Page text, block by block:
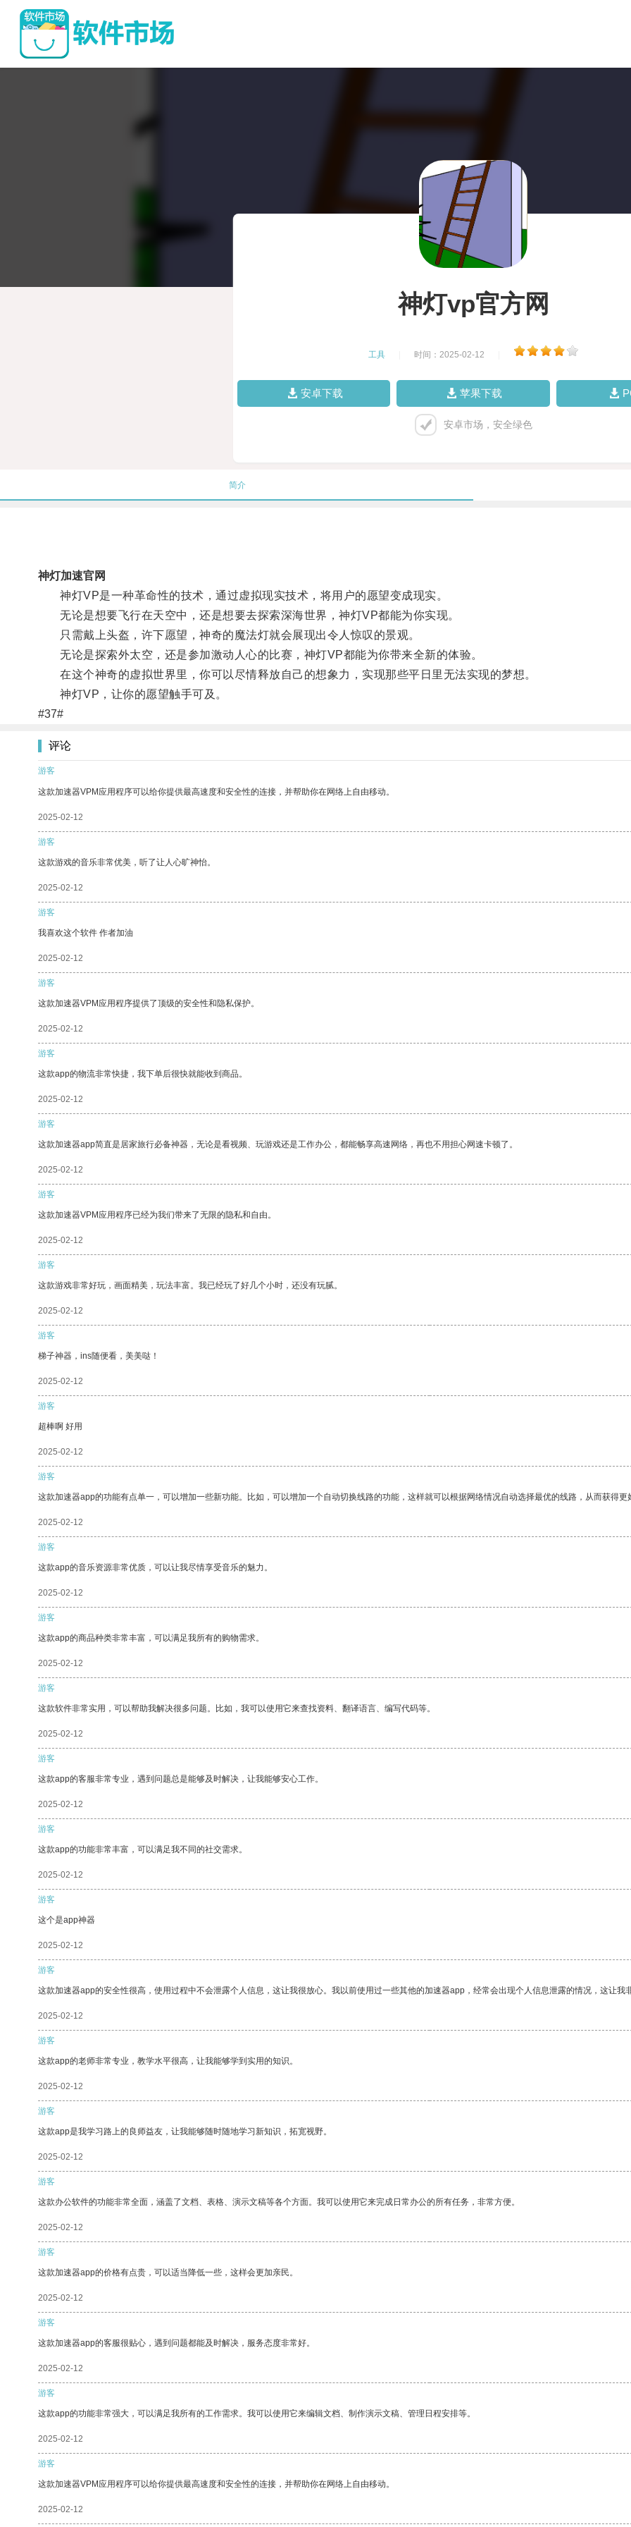
神灯vp官方网
工具 时间：2025-02-12
安卓下载 苹果下载
安卓市场，安全绿色
简介
神灯加速官网
神灯VP是一种革命性的技术，通过虚拟现实技术，将用户的愿望变成现实。
无论是想要飞行在天空中，还是想要去探索深海世界，神灯VP都能为你实现。
只需戴上头盔，许下愿望，神奇的魔法灯就会展现出令人惊叹的景观。
无论是探索外太空，还是参加激动人心的比赛，神灯VP都能为你带来全新的体验。
在这个神奇的虚拟世界里，你可以尽情释放自己的想象力，实现那些平日里无法实现的梦想。
神灯VP，让你的愿望触手可及。
#37#
评论
游客
这款加速器VPM应用程序可以给你提供最高速度和安全性的连接，并帮助你在网络上自由移动。
2025-02-12
游客
这款游戏的音乐非常优美，听了让人心旷神怡。
2025-02-12
游客
我喜欢这个软件 作者加油
2025-02-12
游客
这款加速器VPM应用程序提供了顶级的安全性和隐私保护。
2025-02-12
游客
这款app的物流非常快捷，我下单后很快就能收到商品。
2025-02-12
游客
这款加速器app简直是居家旅行必备神器，无论是看视频、玩游戏还是工作办公，都能畅享高速网络，再也不用担心网速卡顿了。
2025-02-12
游客
这款加速器VPM应用程序已经为我们带来了无限的隐私和自由。
2025-02-12
游客
这款游戏非常好玩，画面精美，玩法丰富。我已经玩了好几个小时，还没有玩腻。
2025-02-12
游客
梯子神器，ins随便看，美美哒！
2025-02-12
游客
超棒啊 好用
2025-02-12
游客
这款加速器app的功能有点单一，可以增加一些新功能。比如，可以增加一个自动切换线路的功能，这样就可以根据网络情况自动选择最优的线路，从而获得更
2025-02-12
游客
这款app的音乐资源非常优质，可以让我尽情享受音乐的魅力。
2025-02-12
游客
这款app的商品种类非常丰富，可以满足我所有的购物需求。
2025-02-12
游客
这款软件非常实用，可以帮助我解决很多问题。比如，我可以使用它来查找资料、翻译语言、编写代码等。
2025-02-12
游客
这款app的客服非常专业，遇到问题总是能够及时解决，让我能够安心工作。
2025-02-12
游客
这款app的功能非常丰富，可以满足我不同的社交需求。
2025-02-12
游客
这个是app神器
2025-02-12
游客
这款加速器app的安全性很高，使用过程中不会泄露个人信息，这让我很放心。我以前使用过一些其他的加速器app，经常会出现个人信息泄露的情况，这让我
2025-02-12
游客
这款app的老师非常专业，教学水平很高，让我能够学到实用的知识。
2025-02-12
游客
这款app是我学习路上的良师益友，让我能够随时随地学习新知识，拓宽视野。
2025-02-12
游客
这款办公软件的功能非常全面，涵盖了文档、表格、演示文稿等各个方面。我可以使用它来完成日常办公的所有任务，非常方便。
2025-02-12
游客
这款加速器app的价格有点贵，可以适当降低一些，这样会更加亲民。
2025-02-12
游客
这款加速器app的客服很贴心，遇到问题都能及时解决，服务态度非常好。
2025-02-12
游客
这款app的功能非常强大，可以满足我所有的工作需求。我可以使用它来编辑文档、制作演示文稿、管理日程安排等。
2025-02-12
游客
这款加速器VPM应用程序可以给你提供最高速度和安全性的连接，并帮助你在网络上自由移动。
2025-02-12